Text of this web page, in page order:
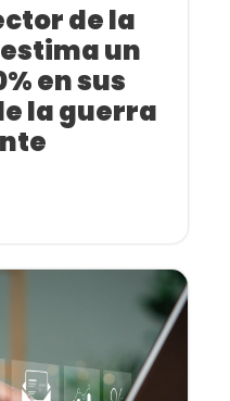
de la
un
en sus
la guerra